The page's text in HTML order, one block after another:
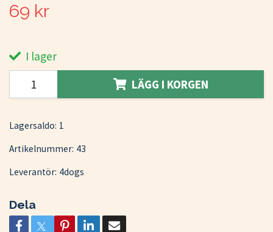
69 kr
I lager
LÄGG I KORGEN
Lagersaldo: 1
Artikelnummer: 43
Leverantör: 4dogs
Dela